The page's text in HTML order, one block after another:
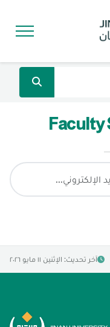
Faculty
آخر تحديث: الإثنين ١١ مايو ٢٠٢٦